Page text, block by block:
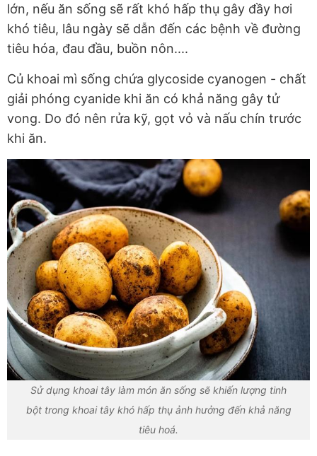
lớn, nếu ăn sống sẽ rất khó hấp thụ gây đầy hơi
khó tiêu, lâu ngày sẽ dẫn đến các bệnh về đường
tiêu hóa, đau đầu, buồn nôn....
Củ khoai mì sống chứa glycoside cyanogen - chất
giải phóng cyanide khi ăn có khả năng gây tử
vong. Do đó nên rửa kỹ, gọt vỏ và nấu chín trước
khi ăn.
Sử dụng khoai tây làm món ăn sống sẽ khiến lượng tinh
bột trong khoai tây khó hấp thụ ảnh hưởng đến khả năng
tiêu hoá.